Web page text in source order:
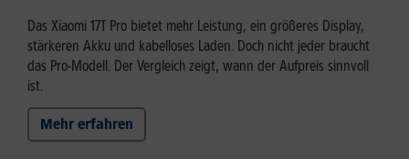
Das Xiaomi 17T Pro bietet mehr Leistung, ein größeres Display,
stärkeren Akku und kabelloses Laden. Doch nicht jeder braucht
das Pro-Modell. Der Vergleich zeigt, wann der Aufpreis sinnvoll
ist.
Mehr erfahren